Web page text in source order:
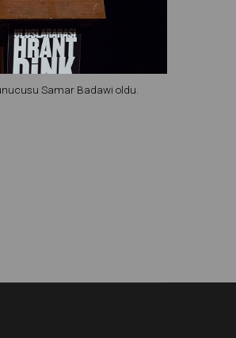
Samar Badawi oldu.